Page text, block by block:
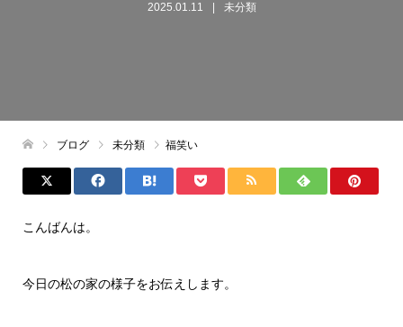
2025.01.11 未分類
ブログ 未分類 福笑い
こんばんは。
今日の松の家の様子をお伝えします。